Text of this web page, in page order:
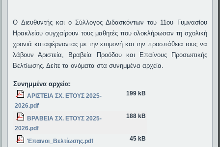
Ο Διευθυντής και ο Σύλλογος Διδασκόντων του 11ου Γυμνασίου
Ηρακλείου συγχαίρουν τους μαθητές που ολοκλήρωσαν τη σχολική
χρονιά καταφέρνοντας με την επιμονή και την προσπάθεια τους να
λάβουν Αριστεία, Βραβεία Προόδου και Επαίνους Προσωπικής
Βελτίωσης. Δείτε τα ονόματα στα συνημμένα αρχεία.
Συνημμένα αρχεία:
ΑΡΙΣΤΕΙΑ ΣΧ. ΕΤΟΥΣ 2025-
2026.pdf
199 kB
ΒΡΑΒΕΙΑ ΣΧ. ΕΤΟΥΣ 2025-
2026.pdf
188 kB
Έπαινοι_Βελτίωσης.pdf 45 kB